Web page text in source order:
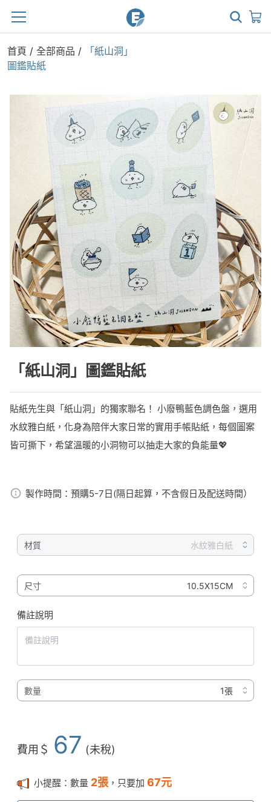
首頁 / 全部商品 /
「紙山洞」
圖鑑貼紙
「紙山洞」圖鑑貼紙
貼紙先生與「紙山洞」的獨家聯名！ 小廢鴨藍色調色盤，選用
水紋雅白紙，化身為陪伴大家日常的實用手帳貼紙，每個圖案
皆可撕下，希望溫暖的小洞物可以抽走大家的負能量💖
製作時間： 預購5-7日(隔日起算，不含假日及配送時間）
材質
尺寸
備註說明
數量
費用＄ 67 (未稅)
小提醒：數量 2張 ，只要加 67元